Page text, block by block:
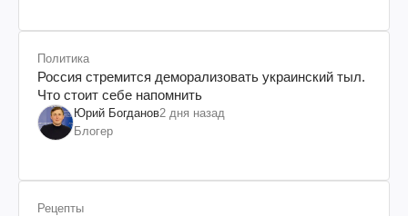
Политика
Россия стремится деморализовать украинский тыл.
Что стоит себе напомнить
Юрий Богданов2 дня назад
Блогер
Рецепты